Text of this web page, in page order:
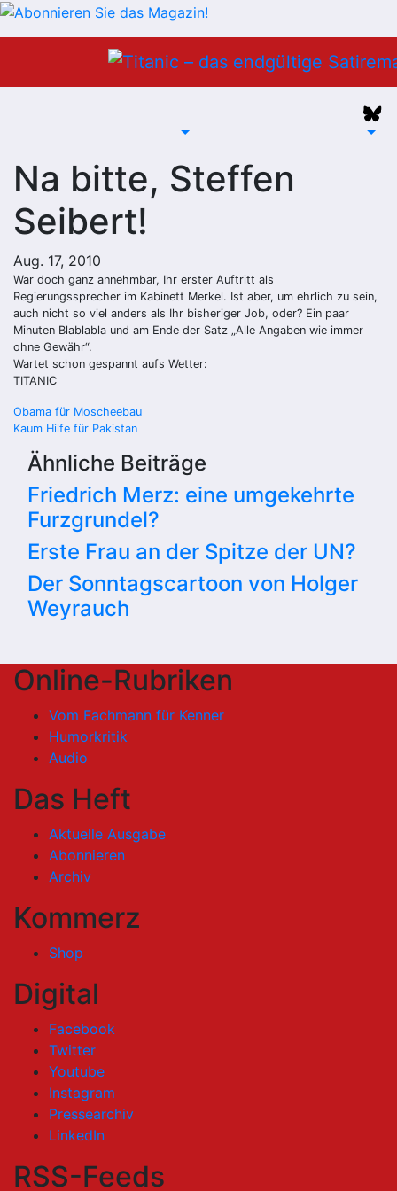
Na bitte, Steffen
Seibert!
Aug. 17, 2010
War doch ganz annehmbar, Ihr erster Auftritt als
Regierungssprecher im Kabinett Merkel. Ist aber, um ehrlich zu sein,
auch nicht so viel anders als Ihr bisheriger Job, oder? Ein paar
Minuten Blablabla und am Ende der Satz „Alle Angaben wie immer
ohne Gewähr“.
Wartet schon gespannt aufs Wetter:
TITANIC
Beitragsnavigation
Obama für Moscheebau
Kaum Hilfe für Pakistan
Ähnliche Beiträge
Friedrich Merz: eine umgekehrte
Furzgrundel?
Erste Frau an der Spitze der UN?
Der Sonntagscartoon von Holger
Weyrauch
Online-Rubriken
Vom Fachmann für Kenner
Humorkritik
Audio
Das Heft
Aktuelle Ausgabe
Abonnieren
Archiv
Kommerz
Shop
Digital
Facebook
Twitter
Youtube
Instagram
Pressearchiv
LinkedIn
RSS-Feeds